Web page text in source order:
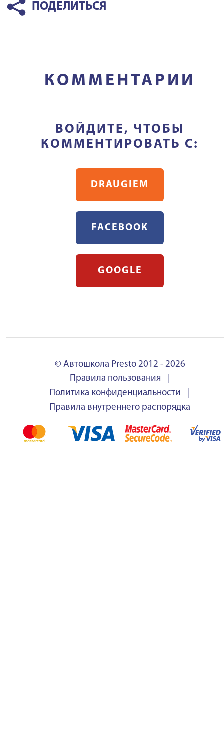
ПОДЕЛИТЬСЯ
КОММЕНТАРИИ
ВОЙДИТЕ, ЧТОБЫ
КОММЕНТИРОВАТЬ С:
DRAUGIEM
FACEBOOK
GOOGLE
© Автошкола Presto 2012 - 2026
Правила пользования
Политика конфиденциальности
Правила внутреннего распорядка